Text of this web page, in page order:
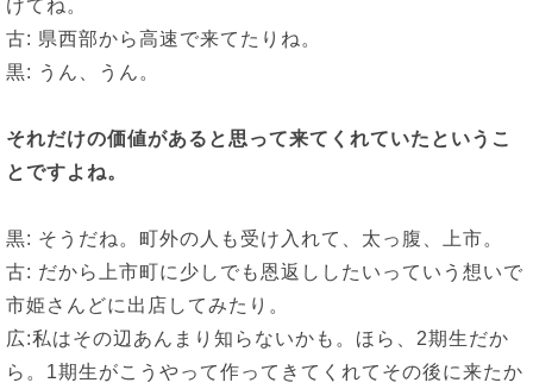
けてね。
古: 県西部から高速で来てたりね。
黒: うん、うん。
それだけの価値があると思って来てくれていたというこ
とですよね。
黒: そうだね。町外の人も受け入れて、太っ腹、上市。
古: だから上市町に少しでも恩返ししたいっていう想いで
市姫さんどに出店してみたり。
広:私はその辺あんまり知らないかも。ほら、2期生だか
ら。1期生がこうやって作ってきてくれてその後に来たか